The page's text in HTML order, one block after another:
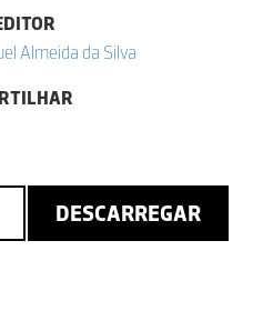
Almeida da Silva
DESCARREGAR